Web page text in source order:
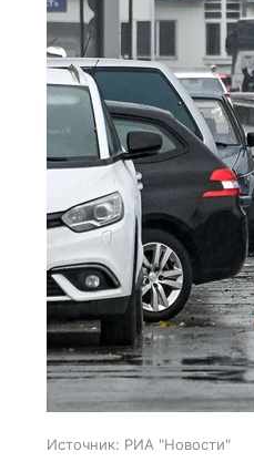
Источник: РИА "Новости"